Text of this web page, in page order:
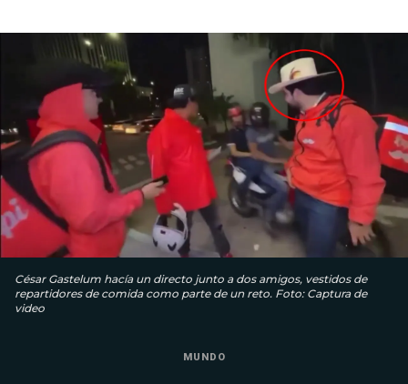
César Gastelum hacía un directo junto a dos amigos, vestidos de
repartidores de comida como parte de un reto. Foto: Captura de
video
MUNDO